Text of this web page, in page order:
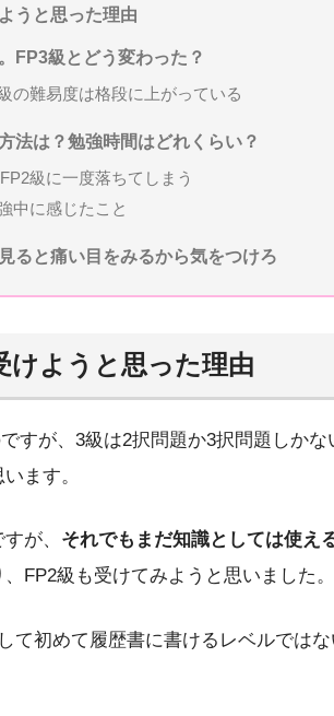
うと思った理由
FP3級とどう変わった？
の難易度は格段に上がっている
法は？勉強時間はどれくらい？
級に一度落ちてしまう
中に感じたこと
ると痛い目をみるから気をつけろ
けようと思った理由
すが、3級は2択問題か3択問題しか
ます。
が、 それでもまだ知識としては使え
FP2級も受けてみようと思いました。
て初めて履歴書に書けるレベルでは